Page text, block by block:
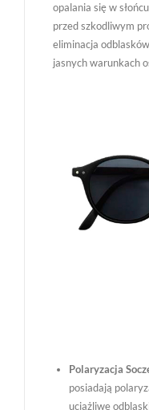
opalania się w
przed szkodliwym
eliminacja
jasnych warunkach
Polaryzacja
posiadają
uciążliwe